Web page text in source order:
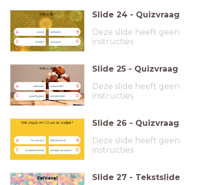
Wat is dit?
A proost B
oliebollen
C aftellen D
vuurwerk
Slide 24 - Quizvraag
Deze slide heeft geen
instructies
Wat is dit?
A oliebollen B
suikerbollen
C appelflappen D
gehaktballen
Slide 25 - Quizvraag
Deze slide heeft geen
instructies
Wat zeg je om 12 uur op oudjaar?
A Tot morgen! B
Gefeliciteerd!
C Vrolijk kerstfeest! D
Gelukkig nieuwjaar!
Slide 26 - Quizvraag
Deze slide heeft geen
instructies
Carnaval Slide 27 - Tekstslide